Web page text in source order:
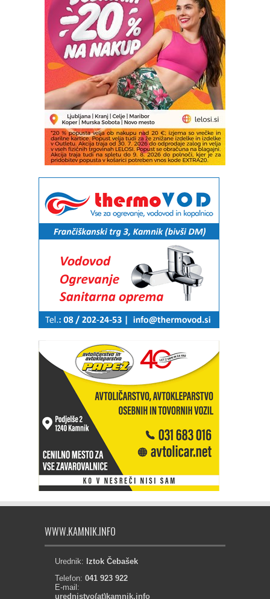
WWW.KAMNIK.INFO
Urednik: Iztok Čebašek
Telefon: 041 923 922
E-mail:
urednistvo(at)kamnik.info